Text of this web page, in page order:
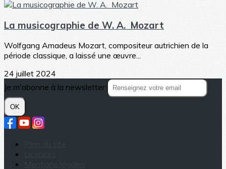
La musicographie de W. A. Mozart
Wolfgang Amadeus Mozart, compositeur autrichien de la
période classique, a laissé une œuvre...
24 juillet 2024
Je m'abonne à la newsletter
OK